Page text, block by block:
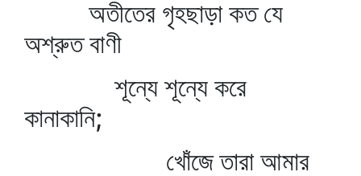
অতীতের গৃহছাড়া কত যে
অশ্রুত বাণী
শূন্যে শূন্যে করে
কানাকানি;
খোঁজে তারা আমার